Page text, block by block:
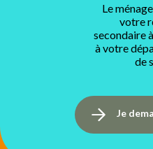
Le
votre
secondaire
à votre
de
Je